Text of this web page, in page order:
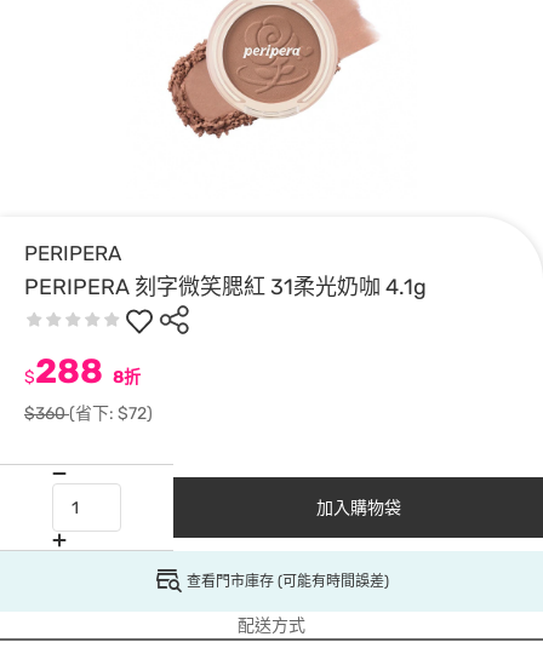
PERIPERA
PERIPERA 刻字微笑腮紅 31柔光奶咖 4.1g
$288 8折
$360(省下: $72)
加入購物袋
查看門市庫存 (可能有時間誤差)
配送方式